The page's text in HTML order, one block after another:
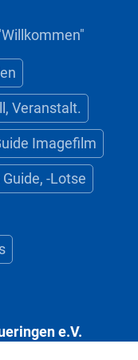
Veranstalt.
Imagefilm
-Lotse
e.V.